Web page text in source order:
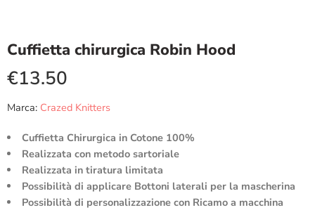
Cuffietta chirurgica Robin Hood
€13.50
Marca: Crazed Knitters
Cuffietta Chirurgica in Cotone 100%
Realizzata con metodo sartoriale
Realizzata in tiratura limitata
Possibilità di applicare Bottoni laterali per la mascherina
Possibilità di personalizzazione con Ricamo a macchina